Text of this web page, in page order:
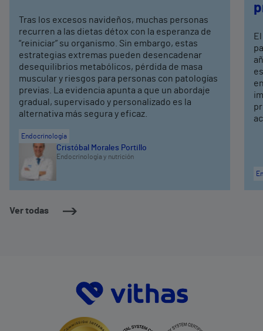
Ver todas
Tras los excesos navideños, muchas personas
recurren a las dietas détox con la esperanza de
“reiniciar” su organismo. Sin embargo, estas
estrategias extremas pueden desencadenar
desequilibrios metabólicos, pérdida de masa
muscular y riesgos para personas con patologías
previas. La evidencia apunta a que un abordaje
gradual, supervisado y personalizado es la
alternativa más segura y eficaz.
Endocrinología
Cristóbal Morales Portillo
Endocrinología y nutrición